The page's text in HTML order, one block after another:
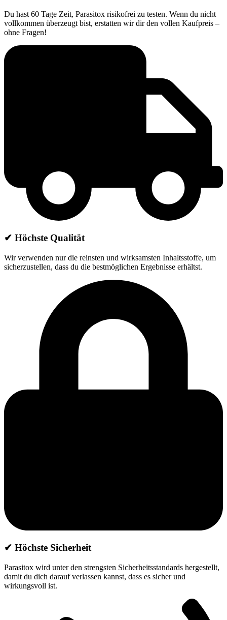
Du hast 60 Tage Zeit, Parasitox risikofrei zu testen. Wenn du nicht
vollkommen überzeugt bist, erstatten wir dir den vollen Kaufpreis –
ohne Fragen!
✔ Höchste Qualität
Wir verwenden nur die reinsten und wirksamsten Inhaltsstoffe, um
sicherzustellen, dass du die bestmöglichen Ergebnisse erhältst.
✔ Höchste Sicherheit
Parasitox wird unter den strengsten Sicherheitsstandards hergestellt,
damit du dich darauf verlassen kannst, dass es sicher und
wirkungsvoll ist.